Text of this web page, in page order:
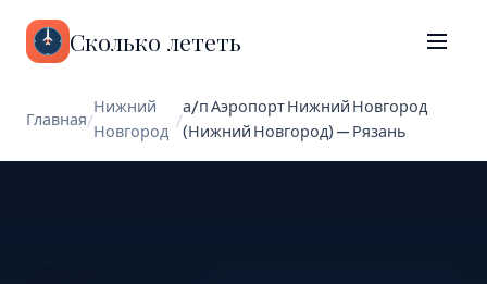
Сколько лететь
Главная/
Нижний
Новгород
/
а/п Аэропорт Нижний Новгород
(Нижний Новгород) — Рязань